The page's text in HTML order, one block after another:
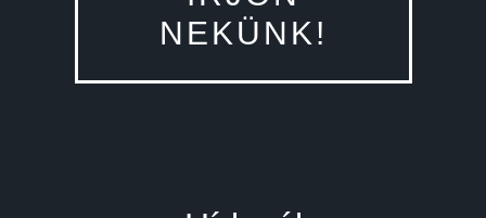
NEKÜNK!